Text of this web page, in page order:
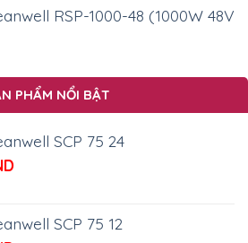
là:
tại
RSP-1000-48 (1000W 48V
PHẨM NỔI BẬT
SCP 75 24
SCP 75 12